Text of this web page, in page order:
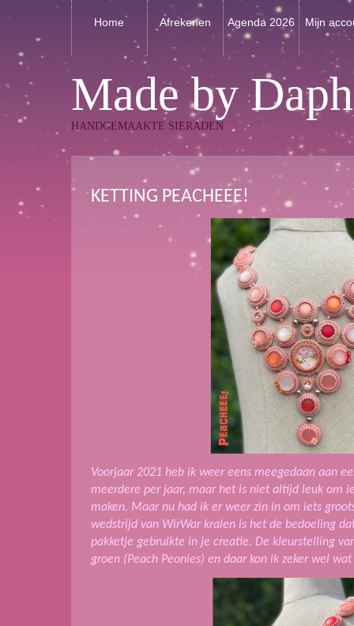
Home Afrekenen Agenda 2026 Mijn
Made by
HANDGEMAAKTE SIERADEN
KETTING PEACHEEE!
Voorjaar 2021 heb ik weer eens meegedaan aan
meerdere per jaar, maar het is niet altijd leuk om
maken. Maar nu had ik er weer zin in om iets
wedstrijd van WirWar kralen is het de bedoeling
pakketje gebruikte in je creatie. De kleurstelling
groen (Peach Peonies) en daar kon ik zeker wel